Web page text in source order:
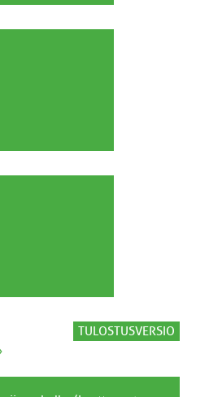
TULOSTUSVERSIO